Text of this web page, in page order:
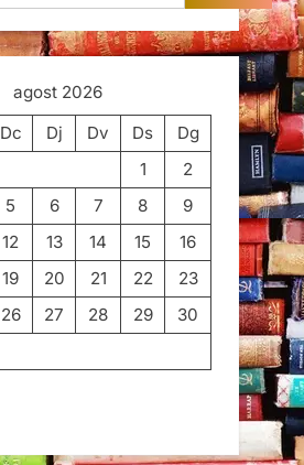
agost 2026
Dc Dj Dv Ds
Dg
1
2
5 6 7 8
9
12 13 14 15
16
19 20 21 22
23
26 27 28 29
30